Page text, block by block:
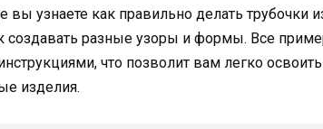
вы узнаете как правильно делать трубочки
создавать разные узоры и формы. Все
что позволит вам легко
изделия.